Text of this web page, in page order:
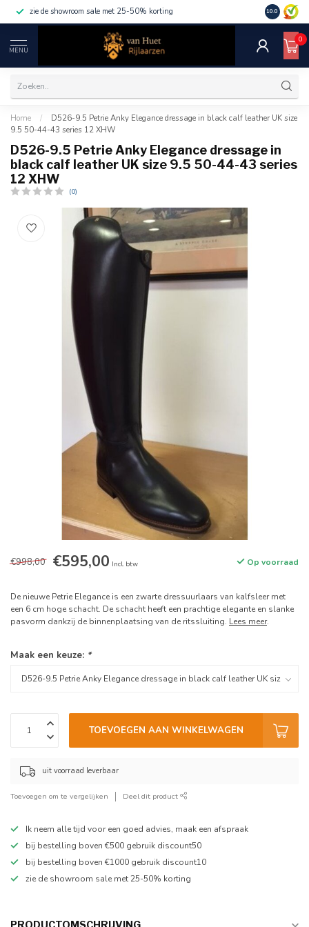
zie de showroom sale met 25-50% korting 10.0
MENU
0
Home /
D526-9.5 Petrie Anky Elegance dressage in black calf leather UK size
9.5 50-44-43 series 12 XHW
D526-9.5 Petrie Anky Elegance dressage in
black calf leather UK size 9.5 50-44-43 series
12 XHW
(0)
€998,00 €595,00 Incl. btw Op voorraad
De nieuwe Petrie Elegance is een zwarte dressuurlaars van kalfsleer met
een 6 cm hoge schacht. De schacht heeft een prachtige elegante en slanke
pasvorm dankzij de binnenplaatsing van de ritssluiting. Lees meer.
Maak een keuze: *
TOEVOEGEN AAN WINKELWAGEN
uit voorraad leverbaar
Toevoegen om te vergelijken Deel dit product
Ik neem alle tijd voor een goed advies, maak een afspraak
bij bestelling boven €500 gebruik discount50
bij bestelling boven €1000 gebruik discount10
zie de showroom sale met 25-50% korting